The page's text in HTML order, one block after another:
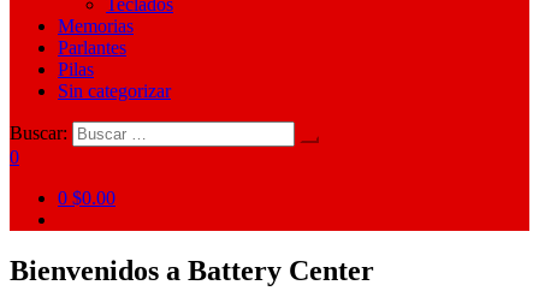
Memorias
Parlantes
Pilas
Sin categorizar
Buscar:
0
0 $0.00
Bienvenidos a Battery Center